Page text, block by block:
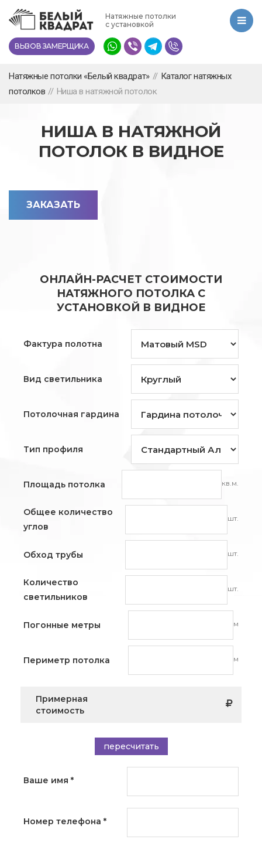
Перейти
основному
содержанию
Натяжные потолки
с установкой
ВЫЗОВ ЗАМЕРЩИКА
Натяжные потолки «Белый квадрат» // Каталог натяжных
потолков // Ниша в натяжной потолок
НИША В НАТЯЖНОЙ
ПОТОЛОК В ВИДНОЕ
ЗАКАЗАТЬ
ОНЛАЙН-РАСЧЕТ СТОИМОСТИ
НАТЯЖНОГО ПОТОЛКА С
УСТАНОВКОЙ В ВИДНОЕ
Фактура полотна
Вид светильника
Потолочная гардина
Тип профиля
Площадь потолка кв.м.
Общее количество
углов
шт.
Обход трубы шт.
Количество
светильников
шт.
Погонные метры м
Периметр потолка м
Примерная
стоимость
пересчитать
Ваше имя *
Номер телефона *